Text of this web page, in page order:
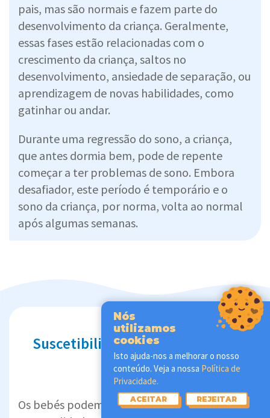
pais, mas são normais e fazem parte do
desenvolvimento da criança. Geralmente,
essas fases estão relacionadas com o
crescimento da criança, saltos no
desenvolvimento, ansiedade de separação, ou
aprendizagem de novas habilidades, como
gatinhar ou andar.
Durante uma regressão do sono, a criança,
que antes dormia bem, pode de repente
começar a ter problemas de sono. Embora
desafiador, este período é temporário e o
sono da criança, por norma, volta ao normal
após algumas semanas.
Suscetibilidade a problemas de
sono
Os bebés podem ser pequenos seres cheios de
Nós
utilizamos
cookies
Isto ajuda-nos a melhorar o nosso
conteúdo. Veja a nossa Política de
Privacidade.
ACEITAR REJEITAR